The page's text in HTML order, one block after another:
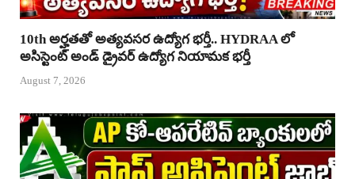
10th అర్హతతో అత్యవసర ఉద్యోగ భర్తీ.. HYDRAA లో
అసిస్టెంట్ అండ్ డ్రైవర్ ఉద్యోగ నియామక భర్తీ
August 7, 2026